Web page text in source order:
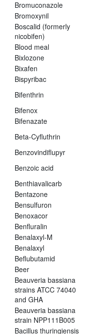
Bromuconazole
Bromoxynil
Boscalid (formerly
nicobifen)
Blood meal
Bixlozone
Bixafen
Bispyribac
Bifenthrin
Bifenox
Bifenazate
Beta-Cyfluthrin
Benzovindiflupyr
Benzoic acid
Benthiavalicarb
Bentazone
Bensulfuron
Benoxacor
Benfluralin
Benalaxyl-M
Benalaxyl
Beflubutamid
Beer
Beauveria bassiana
strains ATCC 74040
and GHA
Beauveria bassiana
strain NPP111B005
Bacillus thuringiensis